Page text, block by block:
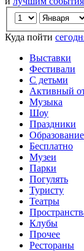
Куда пойти
Выставки
Фестивали
С детьми
Активный
Музыка
Шоу
Праздники
Образование
Бесплатно
Музеи
Парки
Погулять
Туристу
Театры
Клубы
Прочее
Рестораны